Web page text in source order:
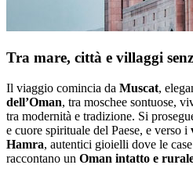
Tra mare, città e villaggi
Il viaggio comincia da Muscat,
dell’Oman, tra moschee sontuose,
tra modernità e tradizione. Si
e cuore spirituale del Paese, e verso i
Hamra, autentici gioielli dove le
raccontano un Oman intatto e